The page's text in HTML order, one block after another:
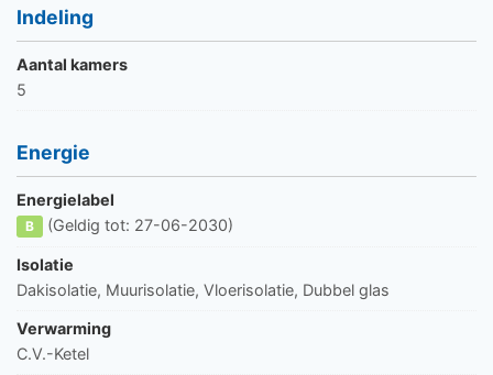
Indeling
Aantal kamers
5
Energie
Energielabel
B (Geldig tot: 27-06-2030)
Isolatie
Dakisolatie, Muurisolatie, Vloerisolatie, Dubbel glas
Verwarming
C.V.-Ketel